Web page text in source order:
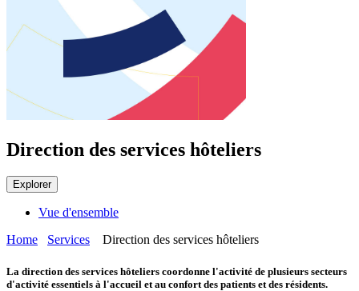
Direction des services hôteliers
Explorer
Vue d'ensemble
Home
Services Direction des services hôteliers
La direction des services hôteliers coordonne l'activité de plusieurs secteurs
d'activité essentiels à l'accueil et au confort des patients et des résidents.